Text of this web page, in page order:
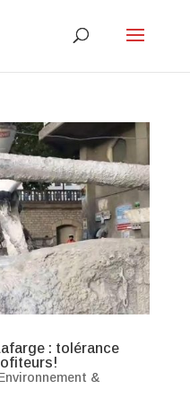
: tolérance
&